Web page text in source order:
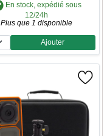
En stock, expédié sous
12/24h
Plus que 1 disponible
Quantité
Ajouter